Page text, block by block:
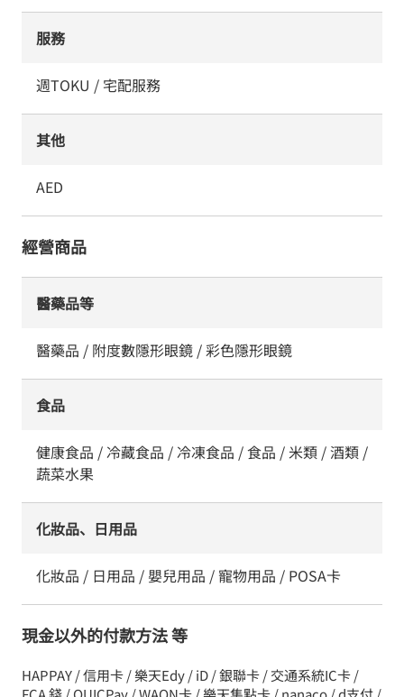
服務
週TOKU / 宅配服務
其他
AED
經營商品
醫藥品等
醫藥品 / 附度數隱形眼鏡 / 彩色隱形眼鏡
食品
健康食品 / 冷藏食品 / 冷凍食品 / 食品 / 米類 / 酒類 /
蔬菜水果
化妝品、日用品
化妝品 / 日用品 / 嬰兒用品 / 寵物用品 / POSA卡
現金以外的付款方法 等
HAPPAY / 信用卡 / 樂天Edy / iD / 銀聯卡 / 交通系統IC卡 /